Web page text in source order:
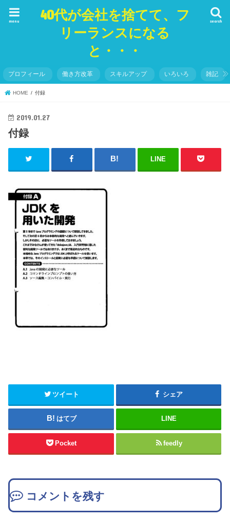
40代が会社を捨てて、フ
リーランスになる
と・・・
search
menu
プロフィール 働き方改革 スキルアップ いろいろ 雑記
HOME 付録
2019.01.27
付録
LINE
ツイート シェア
はてブ LINE
Pocket feedly
コメントを残す